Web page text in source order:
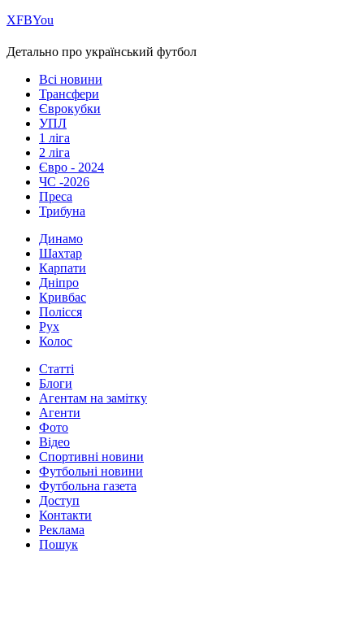
ХFBYou
Детально про український футбол
Всі новини
Трансфери
Єврокубки
УПЛ
1 ліга
2 ліга
Євро - 2024
ЧС -2026
Преса
Трибуна
Динамо
Шахтар
Карпати
Дніпро
Кривбас
Полісся
Рух
Колос
Статті
Блоги
Агентам на замітку
Агенти
Фото
Відео
Спортивні новини
Футбольні новини
Футбольна газета
Доступ
Контакти
Реклама
Пошук